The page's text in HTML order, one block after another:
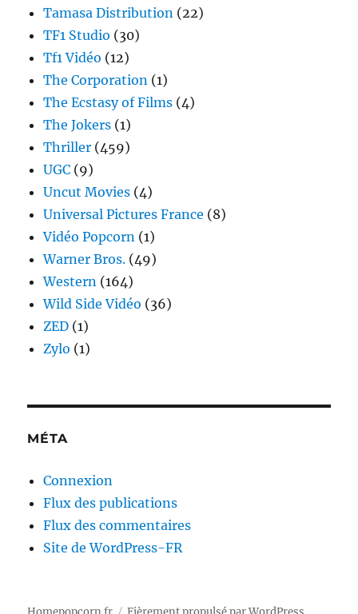
Tamasa Distribution (22)
TF1 Studio (30)
Tf1 Vidéo (12)
The Corporation (1)
The Ecstasy of Films (4)
The Jokers (1)
Thriller (459)
UGC (9)
Uncut Movies (4)
Universal Pictures France (8)
Vidéo Popcorn (1)
Warner Bros. (49)
Western (164)
Wild Side Vidéo (36)
ZED (1)
Zylo (1)
MÉTA
Connexion
Flux des publications
Flux des commentaires
Site de WordPress-FR